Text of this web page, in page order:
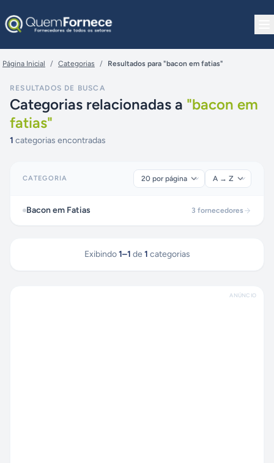
Página Inicial / Categorias / Resultados para "bacon em fatias"
RESULTADOS DE BUSCA
Categorias relacionadas a "bacon em
fatias"
1 categorias encontradas
CATEGORIA
Bacon em Fatias 3 fornecedores
Exibindo 1–1 de 1 categorias
ANÚNCIO